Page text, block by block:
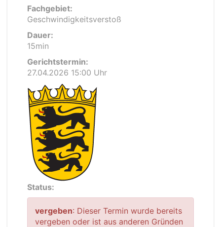
Fachgebiet:
Geschwindigkeitsverstoß
Dauer:
15min
Gerichtstermin:
27.04.2026 15:00 Uhr
Status:
vergeben: Dieser Termin wurde bereits
vergeben oder ist aus anderen Gründen